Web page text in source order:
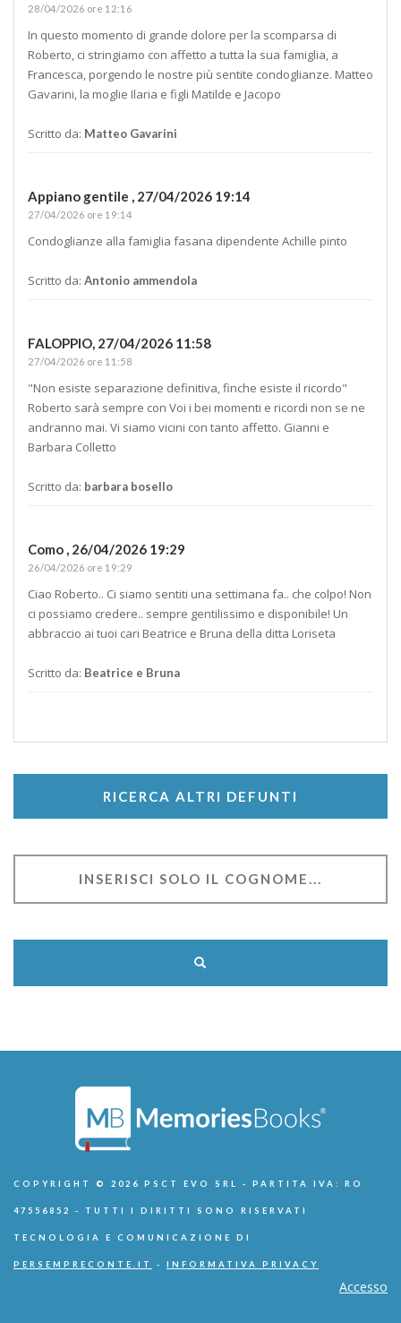
28/04/2026 ore 12:16
In questo momento di grande dolore per la scomparsa di
Roberto, ci stringiamo con affetto a tutta la sua famiglia, a
Francesca, porgendo le nostre più sentite condoglianze. Matteo
Gavarini, la moglie Ilaria e figli Matilde e Jacopo
Scritto da: Matteo Gavarini
Appiano gentile , 27/04/2026 19:14
27/04/2026 ore 19:14
Condoglianze alla famiglia fasana dipendente Achille pinto
Scritto da: Antonio ammendola
FALOPPIO, 27/04/2026 11:58
27/04/2026 ore 11:58
"Non esiste separazione definitiva, finche esiste il ricordo"
Roberto sarà sempre con Voi i bei momenti e ricordi non se ne
andranno mai. Vi siamo vicini con tanto affetto. Gianni e
Barbara Colletto
Scritto da: barbara bosello
Como , 26/04/2026 19:29
26/04/2026 ore 19:29
Ciao Roberto.. Ci siamo sentiti una settimana fa.. che colpo! Non
ci possiamo credere.. sempre gentilissimo e disponibile! Un
abbraccio ai tuoi cari Beatrice e Bruna della ditta Loriseta
Scritto da: Beatrice e Bruna
RICERCA ALTRI DEFUNTI
COPYRIGHT © 2026 PSCT EVO SRL - PARTITA IVA: RO
47556852 - TUTTI I DIRITTI SONO RISERVATI
TECNOLOGIA E COMUNICAZIONE DI
PERSEMPRECONTE.IT - INFORMATIVA PRIVACY
Accesso